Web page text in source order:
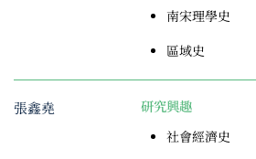
南宋理學史
區域史
張鑫堯 研究興趣
社會經濟史